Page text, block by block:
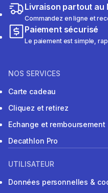
Livraison partout au
Commandez en ligne et
Paiement sécurisé
Le paiement est simple,
NOS SERVICES
Carte cadeau
Cliquez et retirez
Echange et remboursement
Decathlon Pro
UTILISATEUR
Données personnelles &